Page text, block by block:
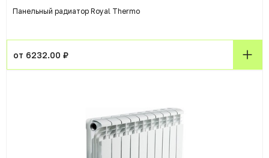
Панельный радиатор Royal Thermo
от 6232.00 ₽